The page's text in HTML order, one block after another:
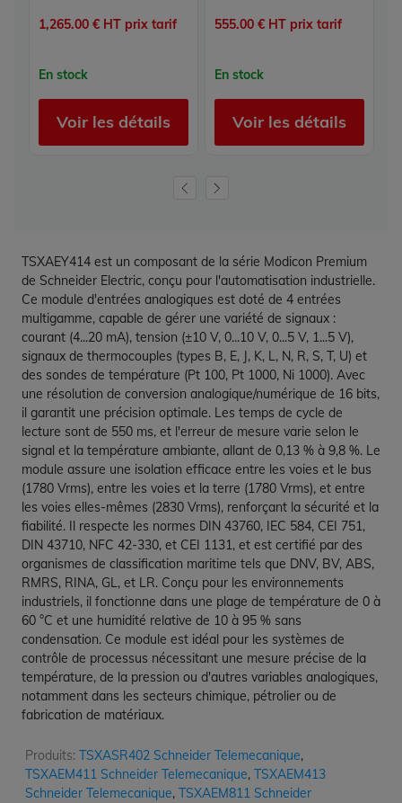
1,265.00 € HT prix tarif
En stock
Voir les détails
555.00 € HT prix tarif
En stock
Voir les détails
TSXAEY414 est un composant de la série Modicon Premium
de Schneider Electric, conçu pour l'automatisation industrielle.
Ce module d'entrées analogiques est doté de 4 entrées
multigamme, capable de gérer une variété de signaux :
courant (4...20 mA), tension (±10 V, 0...10 V, 0...5 V, 1...5 V),
signaux de thermocouples (types B, E, J, K, L, N, R, S, T, U) et
des sondes de température (Pt 100, Pt 1000, Ni 1000). Avec
une résolution de conversion analogique/numérique de 16 bits,
il garantit une précision optimale. Les temps de cycle de
lecture sont de 550 ms, et l'erreur de mesure varie selon le
signal et la température ambiante, allant de 0,13 % à 9,8 %. Le
module assure une isolation efficace entre les voies et le bus
(1780 Vrms), entre les voies et la terre (1780 Vrms), et entre
les voies elles-mêmes (2830 Vrms), renforçant la sécurité et la
fiabilité. Il respecte les normes DIN 43760, IEC 584, CEI 751,
DIN 43710, NFC 42-330, et CEI 1131, et est certifié par des
organismes de classification maritime tels que DNV, BV, ABS,
RMRS, RINA, GL, et LR. Conçu pour les environnements
industriels, il fonctionne dans une plage de température de 0 à
60 °C et une humidité relative de 10 à 95 % sans
condensation. Ce module est idéal pour les systèmes de
contrôle de processus nécessitant une mesure précise de la
température, de la pression ou d'autres variables analogiques,
notamment dans les secteurs chimique, pétrolier ou de
fabrication de matériaux.
Produits: TSXASR402 Schneider Telemecanique,
TSXAEM411 Schneider Telemecanique, TSXAEM413
Schneider Telemecanique, TSXAEM811 Schneider